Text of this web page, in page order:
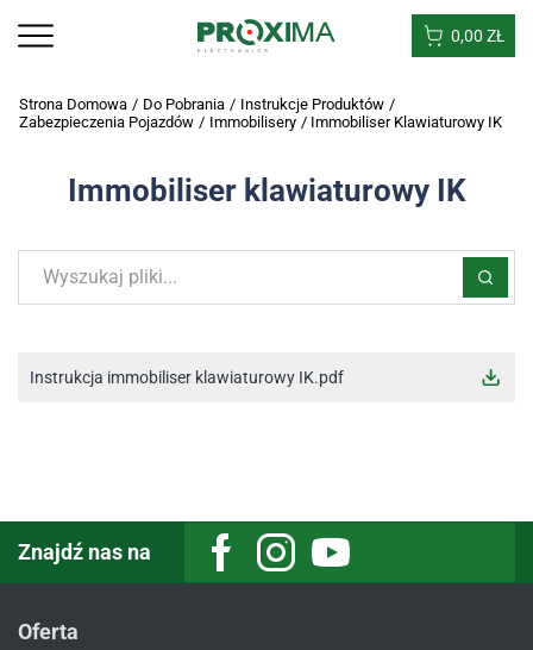
0,00 ZŁ
Strona Domowa / Do Pobrania / Instrukcje Produktów /
Zabezpieczenia Pojazdów / Immobilisery / Immobiliser Klawiaturowy IK
Immobiliser klawiaturowy IK
Instrukcja immobiliser klawiaturowy IK.pdf
Znajdź nas na FacebookInstagramYoutube
Oferta